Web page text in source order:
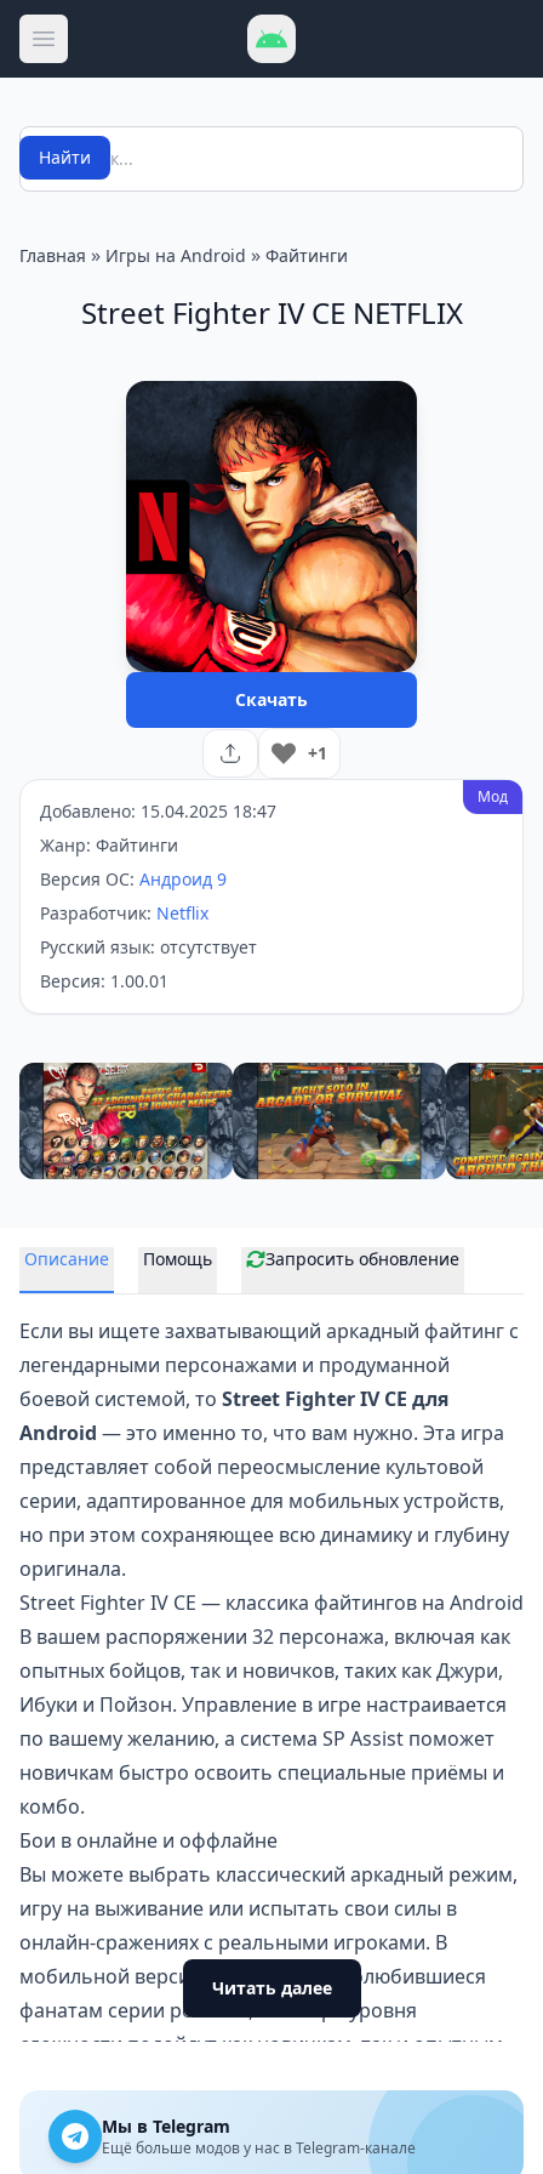
Открыть меню
Поиск
Найти
Главная » Игры на Android » Файтинги
Street Fighter IV CE NETFLIX
Скачать
+1
Мод
Добавлено: 15.04.2025 18:47
Жанр: Файтинги
Версия ОС: Андроид 9
Разработчик: Netflix
Русский язык: отсутствует
Версия: 1.00.01
Описание Помощь Запросить обновление
Если вы ищете захватывающий аркадный файтинг с
легендарными персонажами и продуманной
боевой системой, то Street Fighter IV CE для
Android — это именно то, что вам нужно. Эта игра
представляет собой переосмысление культовой
серии, адаптированное для мобильных устройств,
но при этом сохраняющее всю динамику и глубину
оригинала.
Street Fighter IV CE — классика файтингов на Android
В вашем распоряжении 32 персонажа, включая как
опытных бойцов, так и новичков, таких как Джури,
Ибуки и Пойзон. Управление в игре настраивается
по вашему желанию, а система SP Assist поможет
новичкам быстро освоить специальные приёмы и
комбо.
Бои в онлайне и оффлайне
Вы можете выбрать классический аркадный режим,
игру на выживание или испытать свои силы в
онлайн-сражениях с реальными игроками. В
мобильной версии доступны все полюбившиеся
фанатам серии режимы, а четыре уровня
сложности подойдут как новичкам, так и опытным
Оптимизировано под Android
Игра обладает великолепной графикой и удобным
Читать далее
Мы в Telegram
Ещё больше модов у нас в Telegram-канале